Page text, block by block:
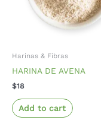
Harinas & Fibras
HARINA DE AVENA
$18
Add to cart